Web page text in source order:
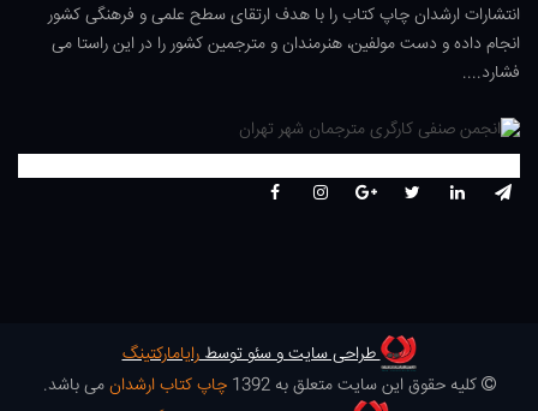
انتشارات ارشدان چاپ کتاب را با هدف ارتقای سطح علمی و فرهنگی کشور
انجام داده و دست مولفین، هنرمندان و مترجمین کشور را در این راستا می
فشارد....
طراحی سایت و سئو توسطرایامارکتینگ
کلیه حقوق این سایت متعلق به 1392
چاپ کتاب ارشدانمی باشد.